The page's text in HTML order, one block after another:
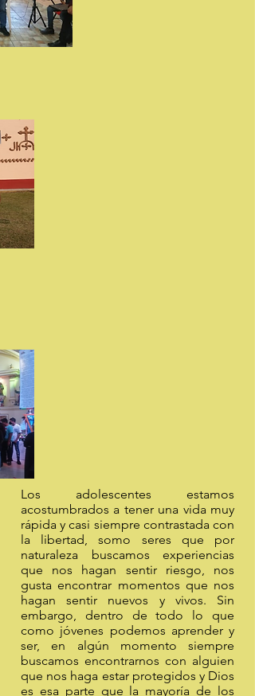
Los adolescentes estamos
acostumbrados a tener una vida muy
rápida y casi siempre contrastada con
la libertad, somo seres que por
naturaleza buscamos experiencias
que nos hagan sentir riesgo, nos
gusta encontrar momentos que nos
hagan sentir nuevos y vivos. Sin
embargo, dentro de todo lo que
como jóvenes podemos aprender y
ser, en algún momento siempre
buscamos encontrarnos con alguien
que nos haga estar protegidos y Dios
es esa parte que la mayoría de los